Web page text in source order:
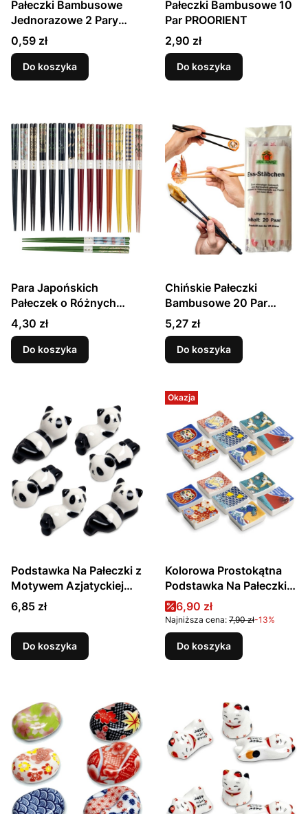
Pałeczki Bambusowe
Jednorazowe 2 Pary
PROORIENT
Cena
0,59 zł
Do koszyka
Pałeczki Bambusowe 10
Par PROORIENT
Cena
2,90 zł
Do koszyka
Para Japońskich
Pałeczek o Różnych
Wzorach 22cm EMRO
AZIATICA
Cena
4,30 zł
Do koszyka
Chińskie Pałeczki
Bambusowe 20 Par
JADE TEMPLE
Cena
5,27 zł
Do koszyka
Podstawka Na Pałeczki z
Motywem Azjatyckiej
Pandy EMRO AZIATICA
Cena
6,85 zł
Do koszyka
Okazja
Kolorowa Prostokątna
Podstawka Na Pałeczki 4
x 3,5cm z Różnymi
Wzorami EMRO
AZIATICA
Cena promocyjna
6,90 zł
Najniższa cena: 7,90 zł-13%
Do koszyka